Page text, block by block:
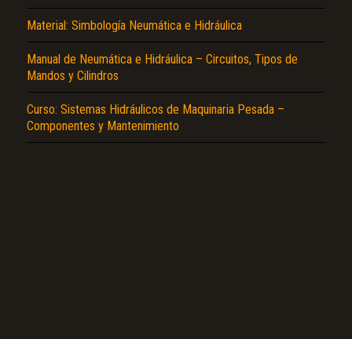
Material: Simbología Neumática e Hidráulica
Manual de Neumática e Hidráulica – Circuitos, Tipos de
Mandos y Cilindros
Curso: Sistemas Hidráulicos de Maquinaria Pesada –
Componentes y Mantenimiento
Texto o Imagen de portada son erróneos.
Reportar otro tipo de error...